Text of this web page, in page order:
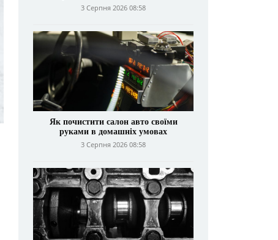
3 Серпня 2026 08:58
Як почистити салон авто своїми
руками в домашніх умовах
3 Серпня 2026 08:58